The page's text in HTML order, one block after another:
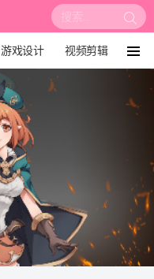
搜
索:
游戏设计 视频剪辑
动画设计
单